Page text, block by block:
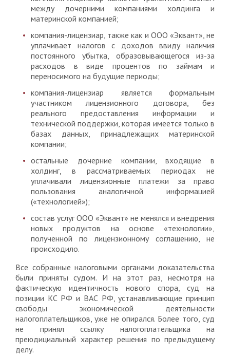
между дочерними компаниями холдинга и
материнской компанией;
компания-лицензиар, также как и ООО «Эквант», не
уплачивает налогов с доходов ввиду наличия
постоянного убытка, образовывающегося из-за
расходов в виде процентов по займам и
переносимого на будущие периоды;
компания-лицензиар является формальным
участником лицензионного договора, без
реального предоставления информации и
технической поддержки, которая имеется только в
базах данных, принадлежащих материнской
компании;
остальные дочерние компании, входящие в
холдинг, в рассматриваемых периодах не
уплачивали лицензионные платежи за право
пользования аналогичной информацией
(«технологией»);
состав услуг ООО «Эквант» не менялся и внедрения
новых продуктов на основе «технологии»,
полученной по лицензионному соглашению, не
происходило.
Все собранные налоговыми органами доказательства
были приняты судом. И на этот раз, несмотря на
фактическую идентичность нового спора, суд на
позиции КС РФ и ВАС РФ, устанавливающие принцип
свободы экономической деятельности
налогоплательщиков, уже не опирался. Более того, суд
не принял ссылку налогоплательщика на
преюдициальный характер решения по предыдущему
делу.